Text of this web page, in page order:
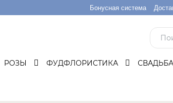
Бонусная система
РОЗЫ ФУДФЛОРИСТИКА СВАДЬБА